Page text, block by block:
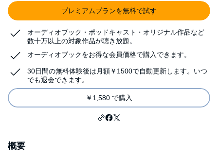
プレミアムプランを無料で試す
オーディオブック・ポッドキャスト・オリジナル作品など
数十万以上の対象作品が聴き放題。
オーディオブックをお得な会員価格で購入できます。
30日間の無料体験後は月額￥1500で自動更新します。いつ
でも退会できます。
￥1,580 で購入
概要